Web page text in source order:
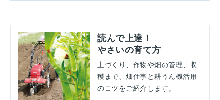
読んで上達！
やさいの育て方
土づくり、作物や畑の管理、収
穫まで、畑仕事と耕うん機活用
のコツをご紹介します。